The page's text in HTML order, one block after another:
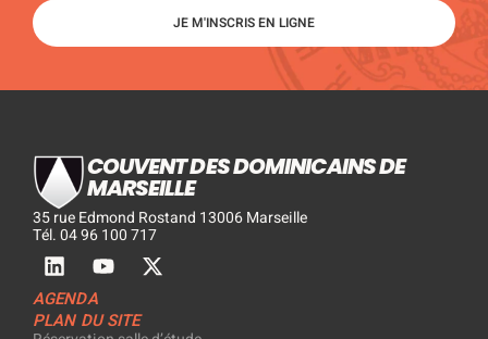
JE M'INSCRIS EN LIGNE
COUVENT DES DOMINICAINS DE
MARSEILLE
35 rue Edmond Rostand 13006 Marseille
Tél. 04 96 100 717
AGENDA
PLAN DU SITE